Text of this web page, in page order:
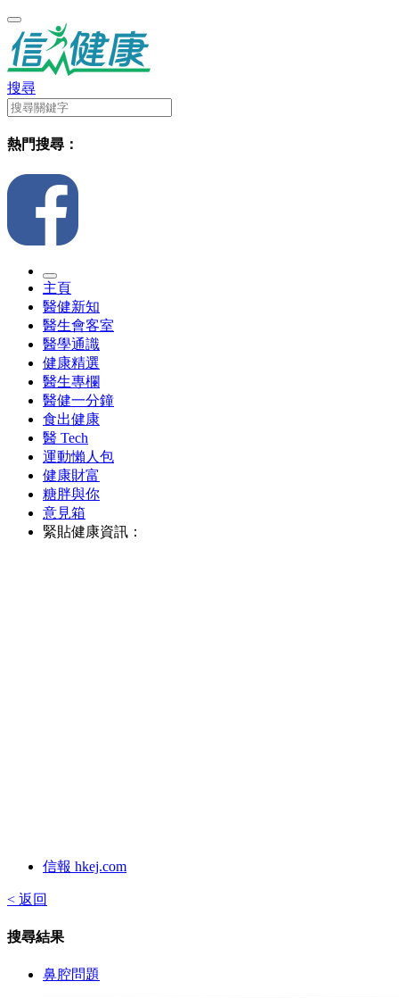
搜尋
熱門搜尋：
主頁
醫健新知
醫生會客室
醫學通識
健康精選
醫生專欄
醫健一分鐘
食出健康
醫 Tech
運動懶人包
健康財富
糖胖與你
意見箱
緊貼健康資訊：
信報 hkej.com
< 返回
搜尋結果
鼻腔問題